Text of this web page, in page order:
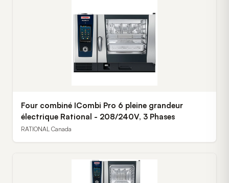
Four combiné ICombi Pro 6 pleine grandeur
électrique Rational - 208/240V, 3 Phases
RATIONAL Canada